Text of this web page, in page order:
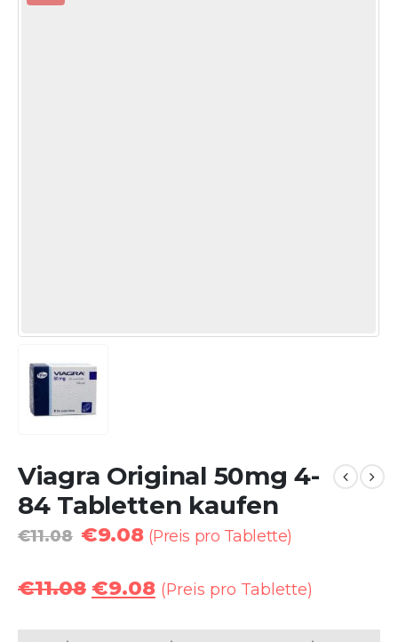
Viagra Original 50mg 4-
84 Tabletten kaufen
€11.08 €9.08 (Preis pro Tablette)
€11.08 €9.08 (Preis pro Tablette)